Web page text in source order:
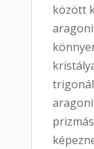
között